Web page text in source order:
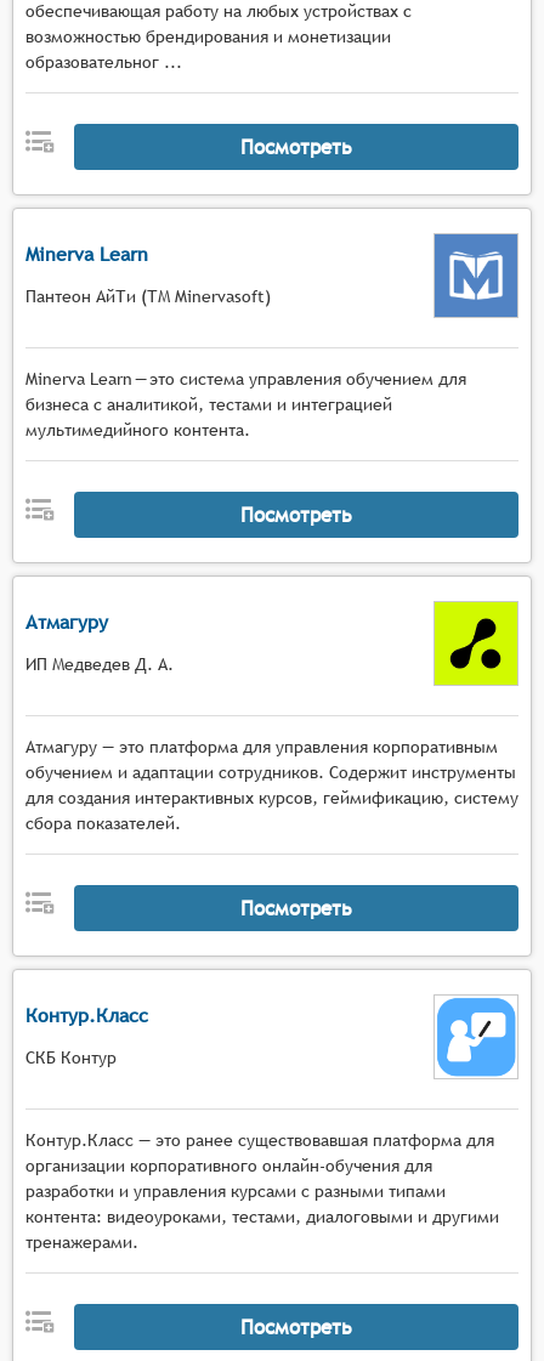
обеспечивающая работу на любых устройствах с
возможностью брендирования и монетизации
образовательног ...
Посмотреть
Minerva Learn
Пантеон АйТи (ТМ Minervasoft)
Minerva Learn — это система управления обучением для
бизнеса с аналитикой, тестами и интеграцией
мультимедийного контента.
Посмотреть
Атмагуру
ИП Медведев Д. А.
Атмагуру — это платформа для управления корпоративным
обучением и адаптации сотрудников. Содержит инструменты
для создания интерактивных курсов, геймификацию, систему
сбора показателей.
Посмотреть
Контур.Класс
СКБ Контур
Контур.Класс — это ранее существовавшая платформа для
организации корпоративного онлайн-обучения для
разработки и управления курсами с разными типами
контента: видеоуроками, тестами, диалоговыми и другими
тренажерами.
Посмотреть